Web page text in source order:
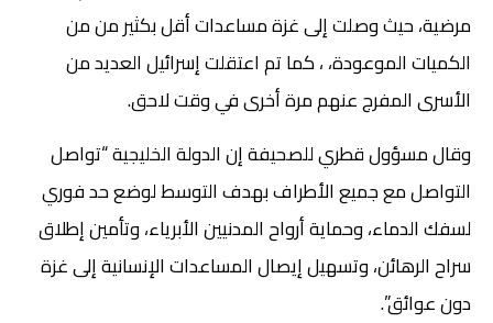
مرضية، حيث وصلت إلى غزة مساعدات أقل بكثير من من
الكميات الموعودة، ، كما تم اعتقلت إسرائيل العديد من
الأسرى المفرج عنهم مرة أخرى في وقت لاحق.
وقال مسؤول قطري للصحيفة إن الدولة الخليجية “تواصل
التواصل مع جميع الأطراف بهدف التوسط لوضع حد فوري
لسفك الدماء، وحماية أرواح المدنيين الأبرياء، وتأمين إطلاق
سراح الرهائن، وتسهيل إيصال المساعدات الإنسانية إلى غزة
دون عوائق”.